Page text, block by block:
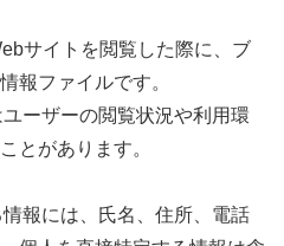
サイトを閲覧した際に、ブ
報ファイルです。
ーザーの閲覧状況や利用環
とがあります。
報には、氏名、住所、電話